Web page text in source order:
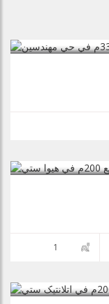
1
$125,000